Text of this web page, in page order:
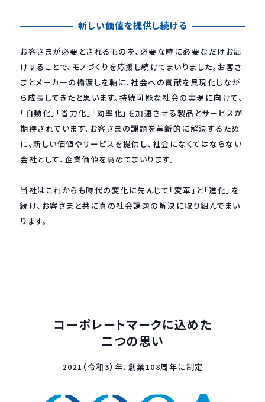
新しい価値を提供し続ける
お客さまが必要とされるものを、必要な時に必要なだけお届
けすることで、モノづくりを応援し続けてまいりました。 お客さ
まとメーカーの橋渡しを軸に、社会への貢献を具現化しなが
ら成長してきたと思います。 持続可能な社会の実現に向けて、
「自動化」「省力化」「効率化」を加速させる製品とサービスが
期待されています。 お客さまの課題を革新的に解決するため
に、新しい価値やサービスを提供し、 社会になくてはならない
会社として、企業価値を高めてまいります。
当社はこれからも時代の変化に先んじて「変革」と「進化」を
続け、 お客さまと共に真の社会課題の解決に取り組んでまい
ります。
コーポレートマークに込めた
二つの思い
2021（令和3）年、創業108周年に制定